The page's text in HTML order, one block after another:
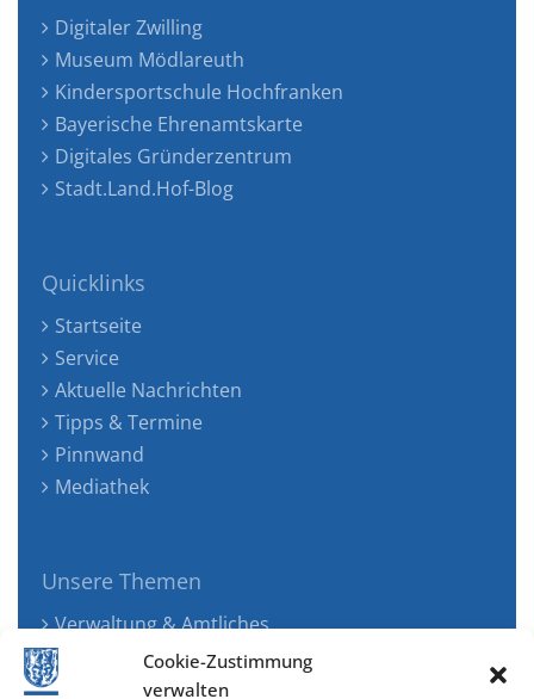
Cookie-Zustimmung
verwalten
Digitaler Zwilling
Museum Mödlareuth
Kindersportschule Hochfranken
Bayerische Ehrenamtskarte
Digitales Gründerzentrum
Stadt.Land.Hof-Blog
Quicklinks
Startseite
Service
Aktuelle Nachrichten
Tipps & Termine
Pinnwand
Mediathek
Unsere Themen
Verwaltung & Amtliches
Jugend, Familie & Gesundheit
Tourismus, Freizeit & Ökologie